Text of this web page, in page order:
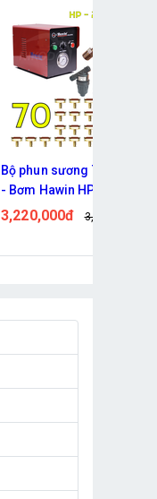
Bơm phun sương Haita
2700 chính hãng
830,000đ 989,000đ
Đã bán: 60